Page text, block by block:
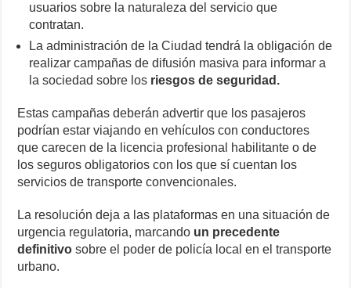
usuarios sobre la naturaleza del servicio que
contratan.
La administración de la Ciudad tendrá la obligación de
realizar campañas de difusión masiva para informar a
la sociedad sobre los riesgos de seguridad.
Estas campañas deberán advertir que los pasajeros
podrían estar viajando en vehículos con conductores
que carecen de la licencia profesional habilitante o de
los seguros obligatorios con los que sí cuentan los
servicios de transporte convencionales.
La resolución deja a las plataformas en una situación de
urgencia regulatoria, marcando un precedente
definitivo sobre el poder de policía local en el transporte
urbano.